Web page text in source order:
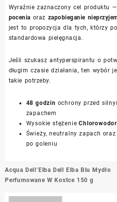
Wyraźnie zaznaczony cel produktu
pocenia oraz zapobieganie
jest to propozycja dla tych, którzy
standardowa pielęgnacja.
Jeśli szukasz antyperspirantu o
długim czasie działania, ten wybór
takie potrzeby.
48 godzin ochrony przed
zapachem
Wysokie stężenie
Świeży, neutralny zapach oraz
po goleniu
Nawigacja
wpisu
Acqua Dell’Elba Dell Elba Blu Mydło
Perfumowane W Kostce 150 g